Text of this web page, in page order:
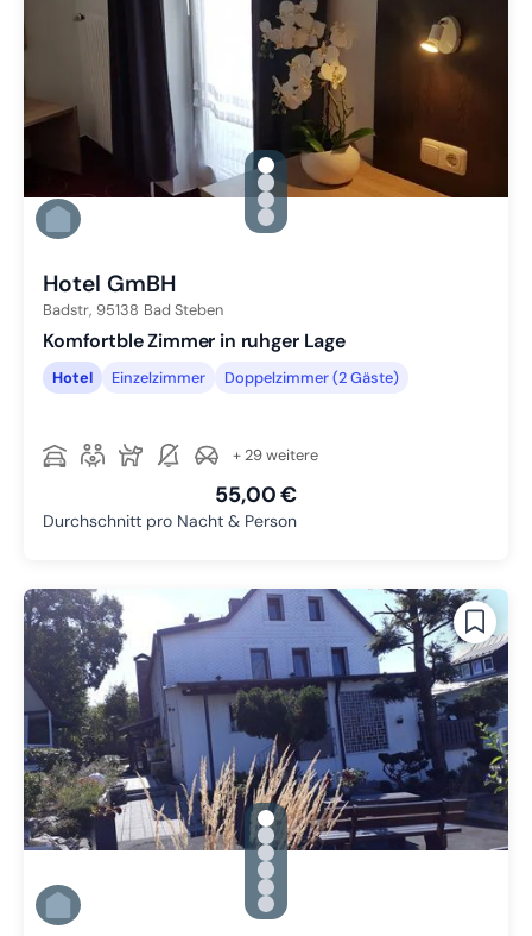
gallery.slide_selector
Zu Slide 1 wechseln
Zu Slide 2 wechseln
Zu Slide 3 wechseln
Zu Slide 4 wechseln
Hotel GmBH
Badstr, 95138 Bad Steben
Komfortble Zimmer in ruhger Lage
Hotel Einzelzimmer Doppelzimmer (2 Gäste)
+ 29 weitere
55,00 €
Durchschnitt pro Nacht & Person
gallery.slide_selector
Zu Slide 1 wechseln
Zu Slide 2 wechseln
Zu Slide 3 wechseln
Zu Slide 4 wechseln
Zu Slide 5 wechseln
Zu Slide 6 wechseln